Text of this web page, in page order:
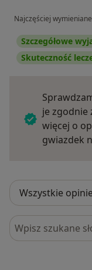
Najczęściej
Szczegółowe
Skuteczność
je zgodnie
więcej o
gwiazdek
Szukaj w opiniach